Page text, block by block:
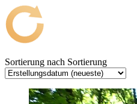
Sortierung nach Sortierung